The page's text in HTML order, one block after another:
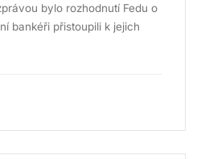
bylo rozhodnutí Fedu o
bankéři přistoupili k jejich